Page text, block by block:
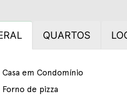
QUARTOS
Casa em Condomínio
Forno de pizza